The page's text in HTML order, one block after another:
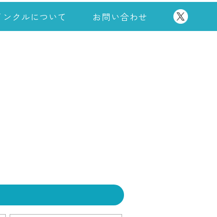
ンクルについて お問い合わせ